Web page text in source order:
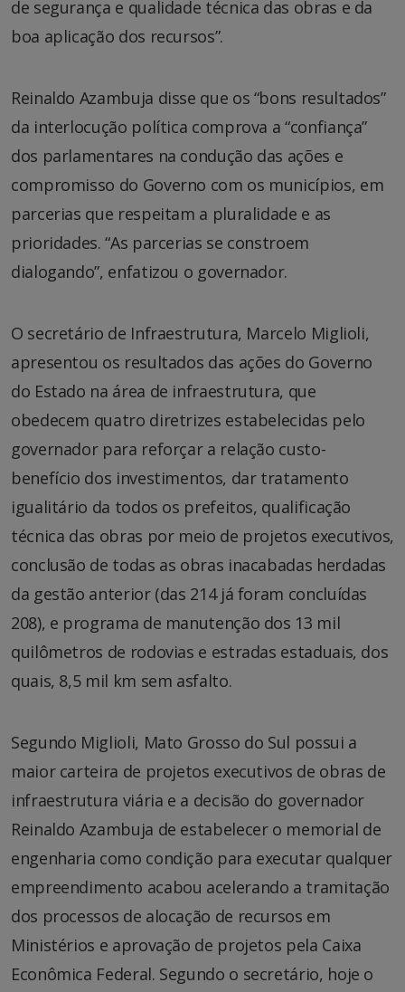
de segurança e qualidade técnica das obras e da
boa aplicação dos recursos”.
Reinaldo Azambuja disse que os “bons resultados”
da interlocução política comprova a “confiança”
dos parlamentares na condução das ações e
compromisso do Governo com os municípios, em
parcerias que respeitam a pluralidade e as
prioridades. “As parcerias se constroem
dialogando”, enfatizou o governador.
O secretário de Infraestrutura, Marcelo Miglioli,
apresentou os resultados das ações do Governo
do Estado na área de infraestrutura, que
obedecem quatro diretrizes estabelecidas pelo
governador para reforçar a relação custo-
benefício dos investimentos, dar tratamento
igualitário da todos os prefeitos, qualificação
técnica das obras por meio de projetos executivos,
conclusão de todas as obras inacabadas herdadas
da gestão anterior (das 214 já foram concluídas
208), e programa de manutenção dos 13 mil
quilômetros de rodovias e estradas estaduais, dos
quais, 8,5 mil km sem asfalto.
Segundo Miglioli, Mato Grosso do Sul possui a
maior carteira de projetos executivos de obras de
infraestrutura viária e a decisão do governador
Reinaldo Azambuja de estabelecer o memorial de
engenharia como condição para executar qualquer
empreendimento acabou acelerando a tramitação
dos processos de alocação de recursos em
Ministérios e aprovação de projetos pela Caixa
Econômica Federal. Segundo o secretário, hoje o